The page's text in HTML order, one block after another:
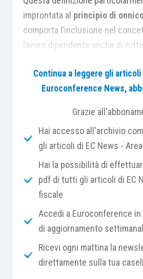
improntata al principio di
comporta l’inclusione nel
lavoro dipendente anche di
prestazione lavorativa e non
direttamente dal datore di
sostitutiva delle ferie,
maternità).
Tali somme e valori percepiti
dipendente sono assoggettati
sulla base delprincipio di
riguarda l’imputazione del
del percepimento del reddito
alla maturazione dello stesso,
Continua a leggere gli articoli
Euroconference News,
Grazie
Hai accesso all'archivio
gli articoli di EC News -
Hai la possibilità di
pdf di tutti gli articoli di EC
fiscale
Accedi a Euroconference
di aggiornamento
Ricevi ogni mattina la
direttamente sulla tua